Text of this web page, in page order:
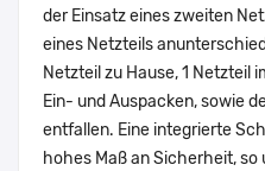
der Einsatz eines zweiten
eines Netzteils
Netzteil zu Hause, 1 Netzteil
Ein- und Auspacken, sowie
entfallen. Eine integrierte
hohes Maß an Sicherheit,